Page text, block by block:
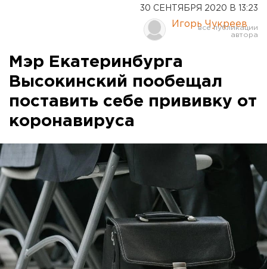
30 СЕНТЯБРЯ 2020 В 13:23
Игорь Чукреев
Мэр Екатеринбурга
Высокинский пообещал
поставить себе прививку от
коронавируса